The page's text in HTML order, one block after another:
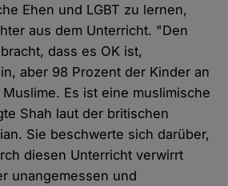
Ehen und LGBT zu lernen,
aus dem Unterricht. "Den
dass es OK ist,
aber 98 Prozent der Kinder an
Es ist eine muslimische
Shah laut der britischen
Sie beschwerte sich darüber,
diesen Unterricht verwirrt
unangemessen und